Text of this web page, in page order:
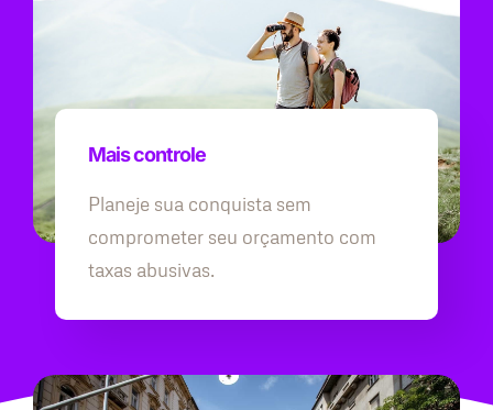
Mais controle
Planeje sua conquista sem
comprometer seu orçamento com
taxas abusivas.